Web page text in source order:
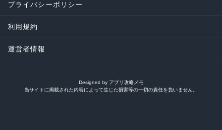
プライバシーポリシー
利用規約
運営者情報
Designed by アプリ攻略メモ
当サイトに掲載された内容によって生じた損害等の一切の責任を負いません。